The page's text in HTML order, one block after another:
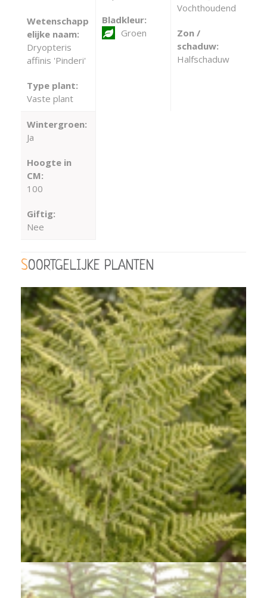
Wetenschapp
elijke naam:
Dryopteris
affinis 'Pinderi'
Type plant:
Vaste plant
Bladkleur:
Groen
Vochthoudend
Zon /
schaduw:
Halfschaduw
Wintergroen:
Ja
Hoogte in
CM:
100
Giftig:
Nee
SOORTGELIJKE PLANTEN
Brede stekelvaren
Dryopteris dilatata